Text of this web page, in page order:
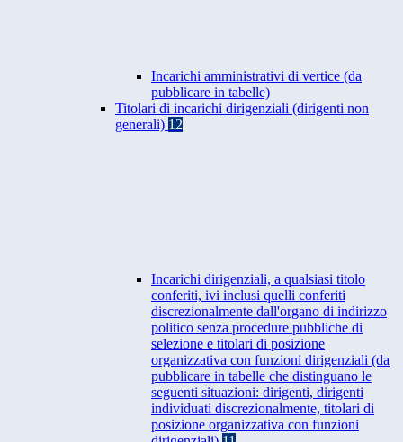
Incarichi amministrativi di vertice (da
pubblicare in tabelle)
Titolari di incarichi dirigenziali (dirigenti non
generali) 12
Incarichi dirigenziali, a qualsiasi titolo
conferiti, ivi inclusi quelli conferiti
discrezionalmente dall'organo di indirizzo
politico senza procedure pubbliche di
selezione e titolari di posizione
organizzativa con funzioni dirigenziali (da
pubblicare in tabelle che distinguano le
seguenti situazioni: dirigenti, dirigenti
individuati discrezionalmente, titolari di
posizione organizzativa con funzioni